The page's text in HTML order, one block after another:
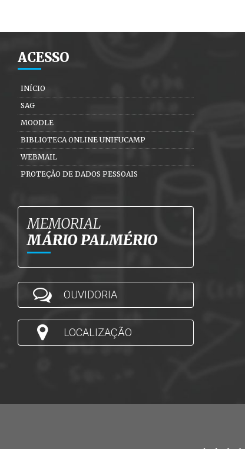
ACESSO
INÍCIO
SAG
MOODLE
BIBLIOTECA ONLINE UNIFUCAMP
WEBMAIL
PROTEÇÃO DE DADOS PESSOAIS
MEMORIAL
MÁRIO PALMÉRIO
OUVIDORIA
LOCALIZAÇÃO